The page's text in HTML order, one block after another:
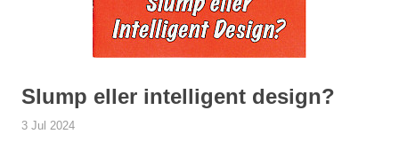
Slump eller intelligent design?
3 Jul 2024